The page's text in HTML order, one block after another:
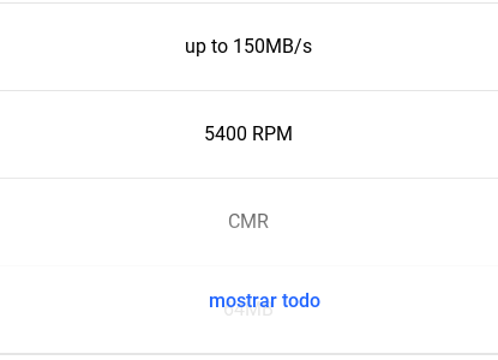
up to 150MB/s
5400 RPM
CMR
64MB
mostrar todo